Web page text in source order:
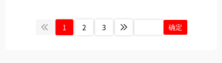
为商标权人提供兼具理论深度与
实操价值的解决方案。​
1 2 3 确定